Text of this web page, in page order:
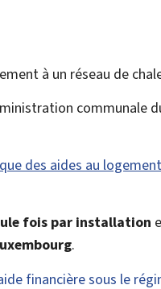
à un réseau de
communale
des aides au logement
fois par installation
.
financière sous le